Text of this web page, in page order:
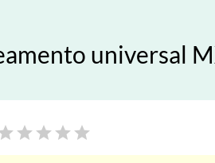
universal
star star star star